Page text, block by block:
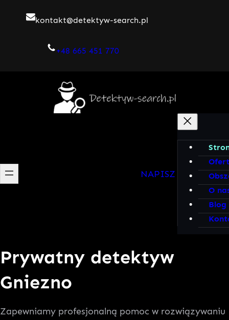
kontakt@detektyw-search.pl
+48 665 451 770
O
Blog
NAPISZ DO MNIE!
Prywatny detektyw
Gniezno
Zapewniamy profesjonalną pomoc w rozwiązywaniu